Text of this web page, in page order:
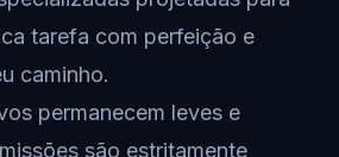
tarefa com perfeição e
caminho.
permanecem leves e
são estritamente